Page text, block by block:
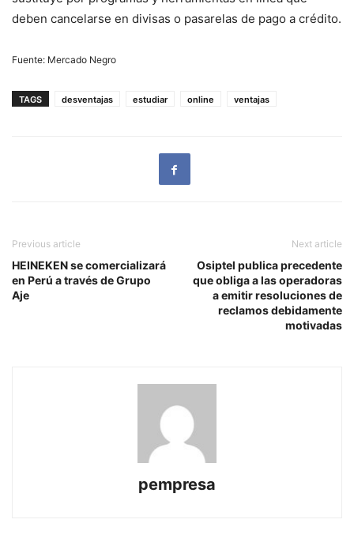
deben cancelarse en divisas o pasarelas de pago a crédito.
Fuente: Mercado Negro
TAGS desventajas estudiar online ventajas
Previous article
HEINEKEN se comercializará
en Perú a través de Grupo
Aje
Next article
Osiptel publica precedente
que obliga a las operadoras
a emitir resoluciones de
reclamos debidamente
motivadas
pempresa